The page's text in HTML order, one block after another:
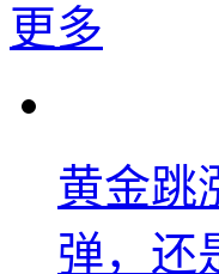
更多
黄金跳
弹，还